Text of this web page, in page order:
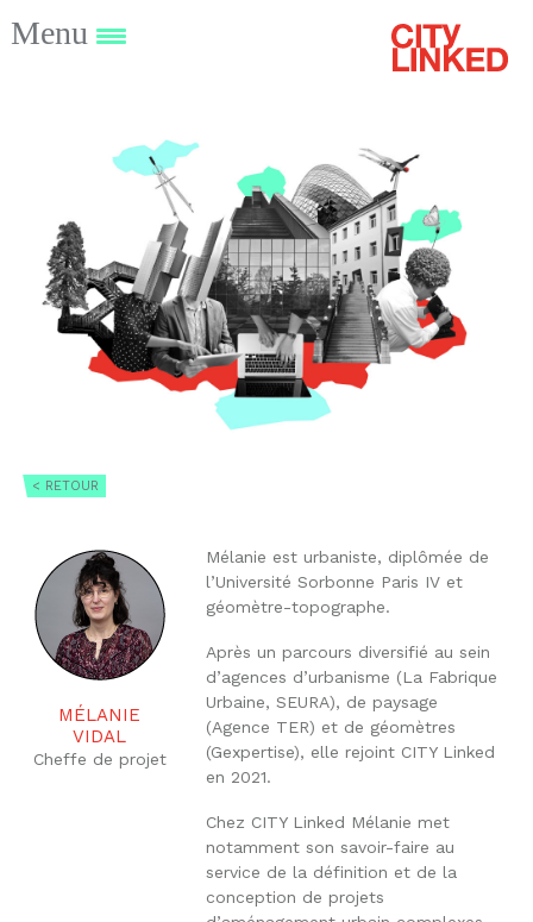
< RETOUR
MÉLANIE
VIDAL
Cheffe de projet
Mélanie est urbaniste, diplômée de
l’Université Sorbonne Paris IV et
géomètre-topographe.
Après un parcours diversifié au sein
d’agences d’urbanisme (La Fabrique
Urbaine, SEURA), de paysage
(Agence TER) et de géomètres
(Gexpertise), elle rejoint CITY Linked
en 2021.
Chez CITY Linked Mélanie met
notamment son savoir-faire au
service de la définition et de la
conception de projets
Menu